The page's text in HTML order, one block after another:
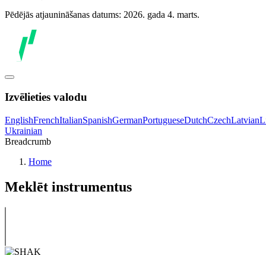
Pēdējās atjaunināšanas datums: 2026. gada 4. marts.
Izvēlieties valodu
EnglishFrenchItalianSpanishGermanPortugueseDutchCzechLatvian
Ukrainian
Breadcrumb
Home
Meklēt instrumentus